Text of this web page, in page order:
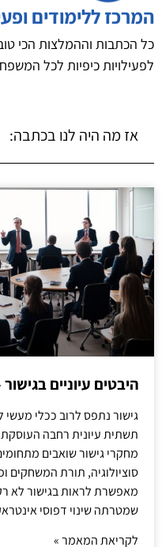
המרכז ללימודים
כל הכתבות וההמלצות הכי
לפעילויות כיפיות לכל
אז מה היה לנו בכתבה:
היבטים עיוניים
גישור נתפס לרוב ככלי
תשתית עיונית רחבה
מחקרי גישור שואבים
סוציולוגיה, תורת המשחקים
מאפשרת לראות בגישור לא
שמטרתה שינוי דפוסי
לקריאת המאמר »